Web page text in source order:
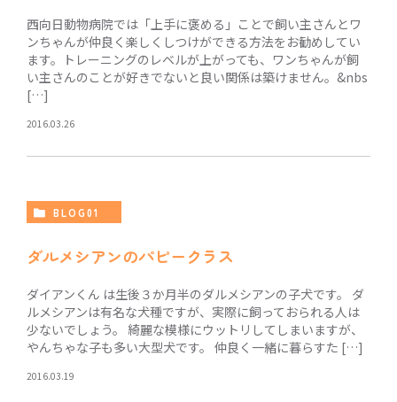
西向日動物病院では「上手に褒める」ことで飼い主さんとワ
ンちゃんが仲良く楽しくしつけができる方法をお勧めしてい
ます。トレーニングのレベルが上がっても、ワンちゃんが飼
い主さんのことが好きでないと良い関係は築けません。&nbs
[…]
2016.03.26
BLOG01
ダルメシアンのパピークラス
ダイアンくん は生後３か月半のダルメシアンの子犬です。 ダ
ルメシアンは有名な犬種ですが、実際に飼っておられる人は
少ないでしょう。 綺麗な模様にウットリしてしまいますが、
やんちゃな子も多い大型犬です。 仲良く一緒に暮らすた […]
2016.03.19